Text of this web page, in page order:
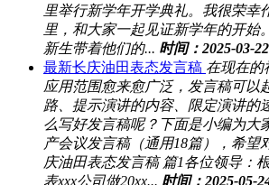
里举行新学年开学典礼。我很荣幸
里，和大家一起见证新学年的开始
新生带着他们的... 时间：2025-03-22
最新长庆油田表态发言稿 在现在的
应用范围愈来愈广泛，发言稿可以
路、提示演讲的内容、限定演讲的
么写好发言稿呢？下面是小编为大
产会议发言稿（通用18篇），希望
庆油田表态发言稿 篇1各位领导：
表xxx公司做20xx... 时间：2025-05-